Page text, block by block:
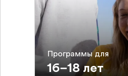
Программы для
16–18 лет